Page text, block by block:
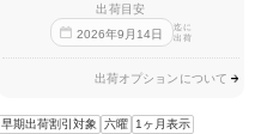
出荷目安
2026年9 月 14日
迄に
出荷
出荷オプションについて
早期出荷割引対象 六曜
1ヶ月表示